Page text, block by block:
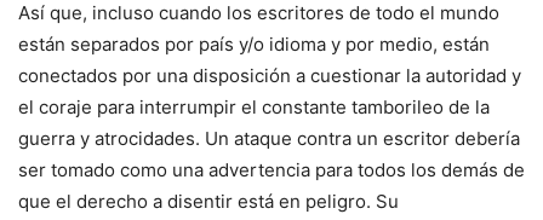
Así que, incluso cuando los escritores de todo el mundo
están separados por país y/o idioma y por medio, están
conectados por una disposición a cuestionar la autoridad y
el coraje para interrumpir el constante tamborileo de la
guerra y atrocidades. Un ataque contra un escritor debería
ser tomado como una advertencia para todos los demás de
que el derecho a disentir está en peligro. Su